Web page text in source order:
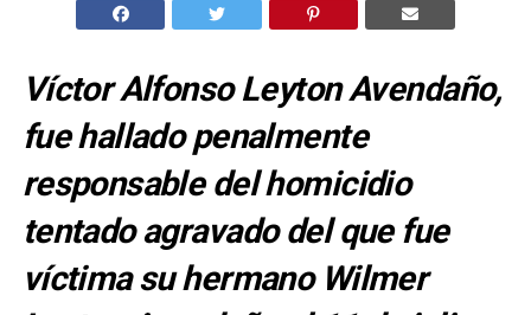
Víctor Alfonso Leyton Avendaño,
fue hallado penalmente
responsable del homicidio
tentado agravado del que fue
víctima su hermano Wilmer